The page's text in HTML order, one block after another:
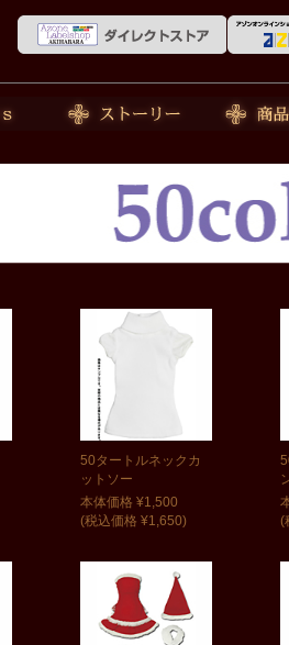
50タートルネックカ
ットソー
本体価格 ¥1,500
(税込価格 ¥1,650)
(